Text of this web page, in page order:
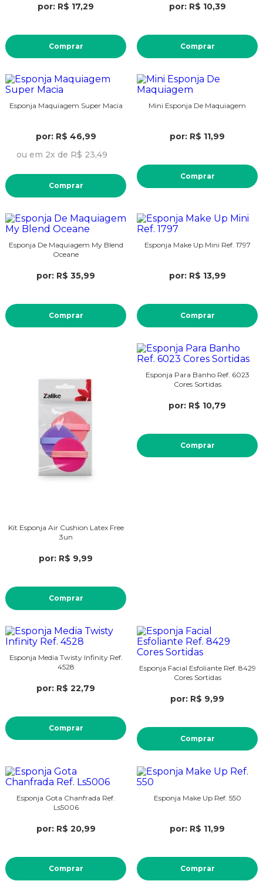
por: R$ 17,29
Comprar
por: R$ 10,39
Comprar
Esponja Maquiagem Super Macia
por: R$ 46,99
ou em 2x de R$ 23,49
Comprar
Mini Esponja De Maquiagem
por: R$ 11,99
Comprar
Esponja De Maquiagem My Blend
Oceane
por: R$ 35,99
Comprar
Esponja Make Up Mini Ref. 1797
por: R$ 13,99
Comprar
Kit Esponja Air Cushion Latex Free
3un
por: R$ 9,99
Comprar
Esponja Para Banho Ref. 6023
Cores Sortidas
por: R$ 10,79
Comprar
Esponja Media Twisty Infinity Ref.
4528
por: R$ 22,79
Comprar
Esponja Facial Esfoliante Ref. 8429
Cores Sortidas
por: R$ 9,99
Comprar
Esponja Gota Chanfrada Ref.
Ls5006
por: R$ 20,99
Comprar
Esponja Make Up Ref. 550
por: R$ 11,99
Comprar